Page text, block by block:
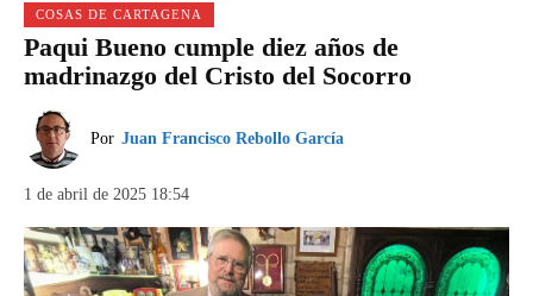
COSAS DE CARTAGENA
Paqui Bueno cumple diez años de
madrinazgo del Cristo del Socorro
Por Juan Francisco Rebollo García
1 de abril de 2025 18:54